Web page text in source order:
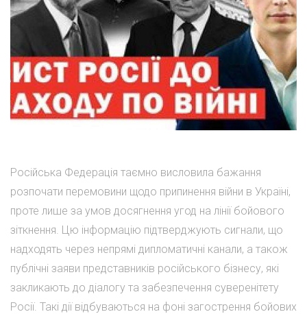
Російська Федерація таємно висловила бажання
розпочати перемовини щодо припинення війни в Україні,
проте лише за умов досягнення угод на лінії бойового
зіткнення. Цю інформацію підтверджують сигнали, що
надходять через непрямі дипломатичні канали, а також
публічні заяви представників російського бізнесу, які
закликають до діалогу та забезпечення суверенітету
Росії. Такі дії відбуваються на фоні загострення бойових